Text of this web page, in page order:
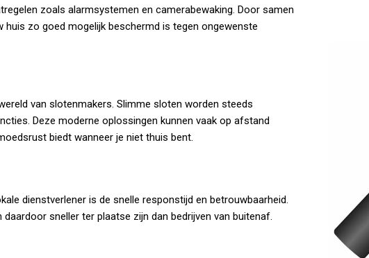
zoals alarmsystemen en camerabewaking. Door samen
zo goed mogelijk beschermd is tegen ongewenste
van slotenmakers. Slimme sloten worden steeds
Deze moderne oplossingen kunnen vaak op afstand
biedt wanneer je niet thuis bent.
dienstverlener is de snelle responstijd en betrouwbaarheid.
sneller ter plaatse zijn dan bedrijven van buitenaf.